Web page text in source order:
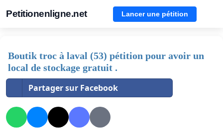
Petitionenligne.net Lancer une pétition
Boutik troc à laval (53) pétition pour avoir un
local de stockage gratuit .
Partager sur Facebook